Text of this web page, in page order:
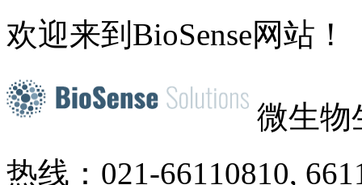
欢迎来到BioSense网站！
微生物
热线：021-66110810,